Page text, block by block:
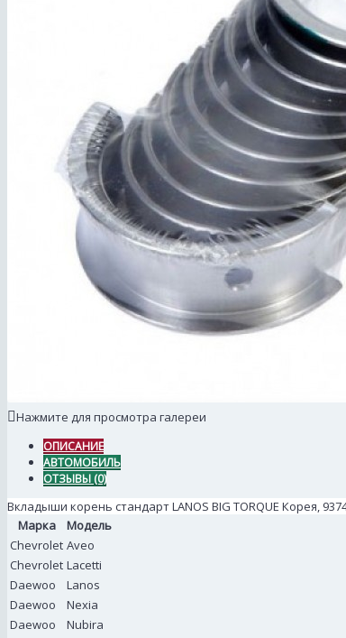
Нажмите для просмотра галереи
ОПИСАНИЕ
АВТОМОБИЛЬ
ОТЗЫВЫ (0)
Вкладыши корень стандарт LANOS BIG TORQUE Корея,
Марка
Модель
Chevrolet Aveo
Chevrolet Lacetti
Daewoo
Lanos
Daewoo
Nexia
Daewoo
Nubira